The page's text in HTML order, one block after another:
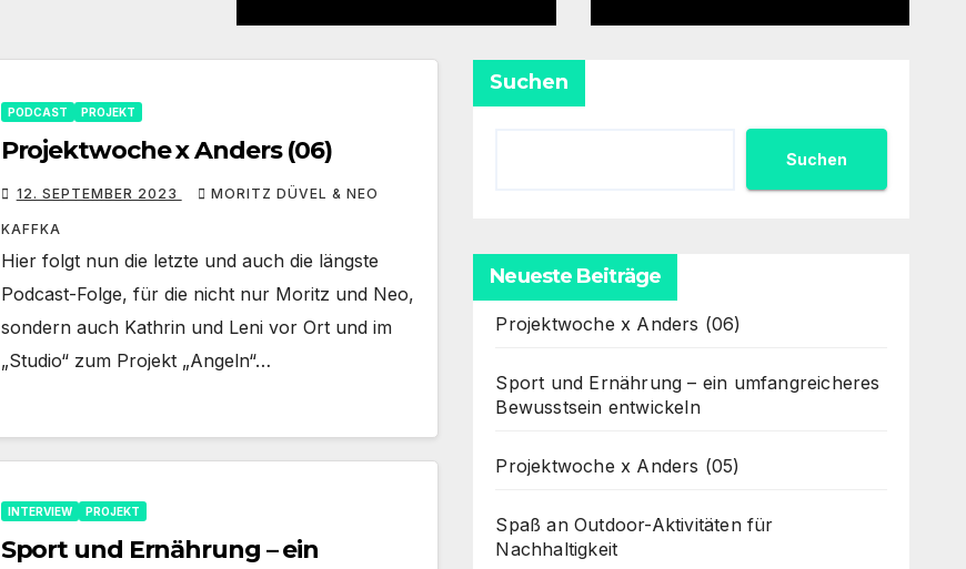
PODCAST PROJEKT
Projektwoche x Anders (06)
12. SEPTEMBER 2023 MORITZ DÜVEL & NEO
KAFFKA
Hier folgt nun die letzte und auch die längste
Podcast-Folge, für die nicht nur Moritz und Neo,
sondern auch Kathrin und Leni vor Ort und im
„Studio“ zum Projekt „Angeln“…
INTERVIEW PROJEKT
Sport und Ernährung – ein
Suchen
Suchen
Neueste Beiträge
Projektwoche x Anders (06)
Sport und Ernährung – ein umfangreicheres
Bewusstsein entwickeln
Projektwoche x Anders (05)
Spaß an Outdoor-Aktivitäten für
Nachhaltigkeit